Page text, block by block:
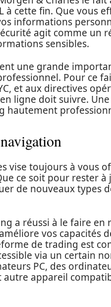
à cette fin. Que vous
informations
agit comme un
sensibles.
une grande
Pour ce
et aux directives
ligne doit suivre. Une
vise toujours à vous
ce soit pour rester à
de nouveaux types
a réussi à le faire en
vos capacités
de trading est
via un certain
PC, des
appareil